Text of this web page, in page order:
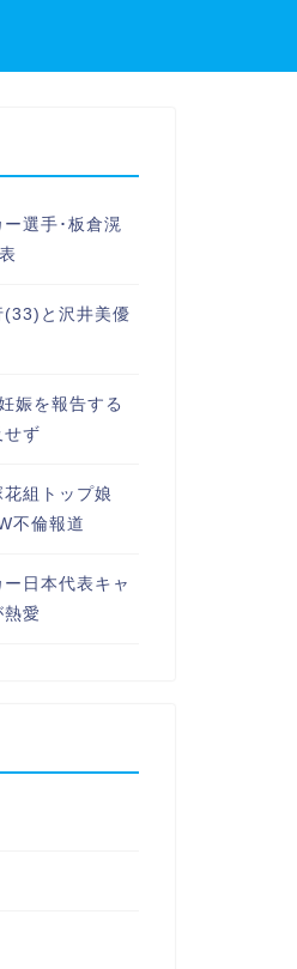
選手･板倉滉
(33)と沢井美優
娠を報告する
せず
組トップ娘
不倫報道
日本代表キャ
愛